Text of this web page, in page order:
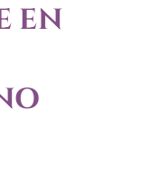
EN